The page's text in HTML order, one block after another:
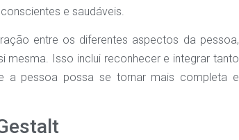
e saudáveis.
entre os diferentes aspectos da pessoa,
mesma. Isso inclui reconhecer e integrar tanto
a pessoa possa se tornar mais completa e